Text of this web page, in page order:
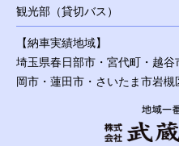
観光部（貸切バス）
【納車実績地域】
埼玉県春日部市・宮代町・越
岡市・蓮田市・さいたま市岩